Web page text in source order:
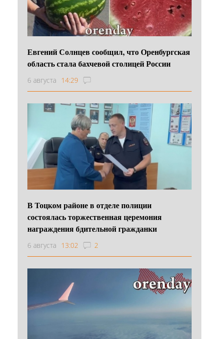
Евгений Солнцев сообщил, что Оренбургская
область стала бахчевой столицей России
6 августа 14:29
В Тоцком районе в отделе полиции
состоялась торжественная церемония
награждения бдительной гражданки
6 августа 13:02 2